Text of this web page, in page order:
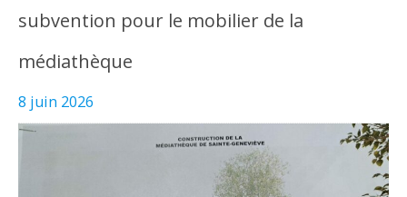
subvention pour le mobilier de la
médiathèque
8 juin 2026